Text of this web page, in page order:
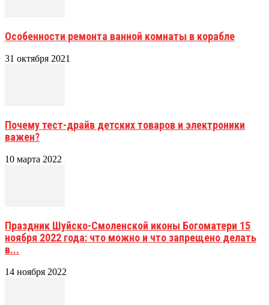
Особенности ремонта ванной комнаты в корабле
31 октября 2021
Почему тест-драйв детских товаров и электроники
важен?
10 марта 2022
Праздник Шуйско-Смоленской иконы Богоматери 15
ноября 2022 года: что можно и что запрещено делать
в...
14 ноября 2022